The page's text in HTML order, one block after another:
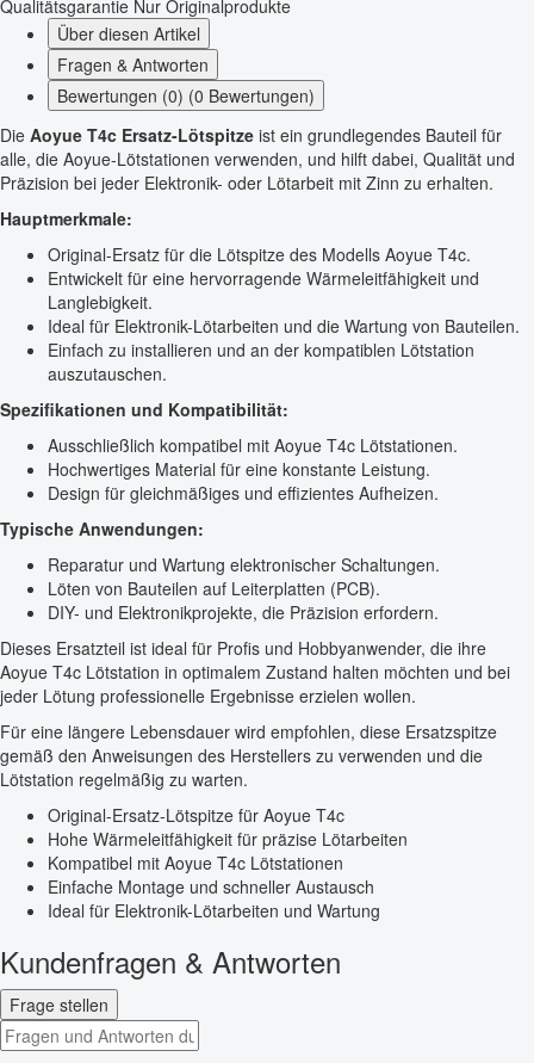
Qualitätsgarantie Nur Originalprodukte
Über diesen Artikel
Fragen & Antworten
Bewertungen (0) (0 Bewertungen)
Die Aoyue T4c Ersatz-Lötspitze ist ein grundlegendes Bauteil für
alle, die Aoyue-Lötstationen verwenden, und hilft dabei, Qualität und
Präzision bei jeder Elektronik- oder Lötarbeit mit Zinn zu erhalten.
Hauptmerkmale:
Original-Ersatz für die Lötspitze des Modells Aoyue T4c.
Entwickelt für eine hervorragende Wärmeleitfähigkeit und
Langlebigkeit.
Ideal für Elektronik-Lötarbeiten und die Wartung von Bauteilen.
Einfach zu installieren und an der kompatiblen Lötstation
auszutauschen.
Spezifikationen und Kompatibilität:
Ausschließlich kompatibel mit Aoyue T4c Lötstationen.
Hochwertiges Material für eine konstante Leistung.
Design für gleichmäßiges und effizientes Aufheizen.
Typische Anwendungen:
Reparatur und Wartung elektronischer Schaltungen.
Löten von Bauteilen auf Leiterplatten (PCB).
DIY- und Elektronikprojekte, die Präzision erfordern.
Dieses Ersatzteil ist ideal für Profis und Hobbyanwender, die ihre
Aoyue T4c Lötstation in optimalem Zustand halten möchten und bei
jeder Lötung professionelle Ergebnisse erzielen wollen.
Für eine längere Lebensdauer wird empfohlen, diese Ersatzspitze
gemäß den Anweisungen des Herstellers zu verwenden und die
Lötstation regelmäßig zu warten.
Original-Ersatz-Lötspitze für Aoyue T4c
Hohe Wärmeleitfähigkeit für präzise Lötarbeiten
Kompatibel mit Aoyue T4c Lötstationen
Einfache Montage und schneller Austausch
Ideal für Elektronik-Lötarbeiten und Wartung
Kundenfragen & Antworten
Frage stellen